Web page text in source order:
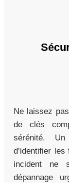
Ne laissez
de clés
sérénité. Un
d’identifier
incident ne
dépannage